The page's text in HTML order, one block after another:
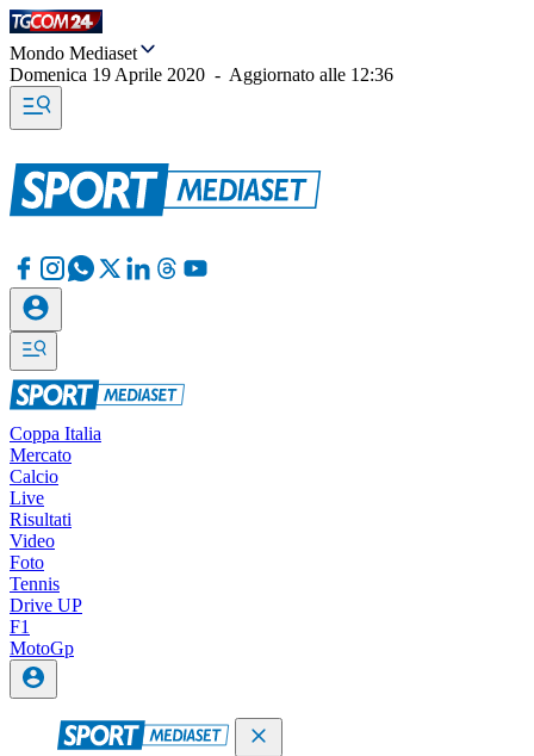
Mondo Mediaset
Domenica 19 Aprile 2020 - Aggiornato alle 12:36
Coppa Italia
Mercato
Calcio
Live
Risultati
Video
Foto
Tennis
Drive UP
F1
MotoGp